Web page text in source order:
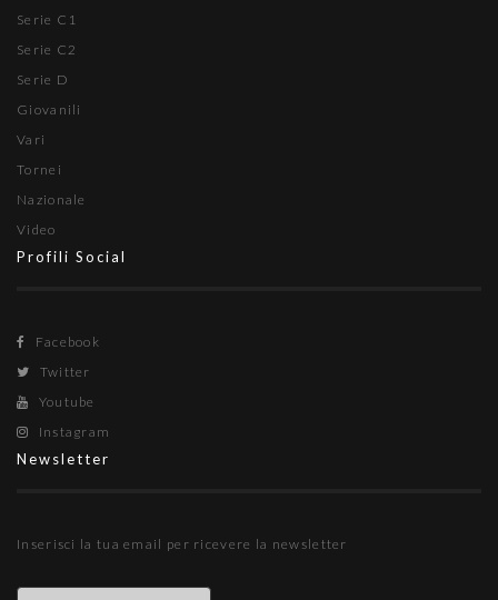
Serie C1
Serie C2
Serie D
Giovanili
Vari
Tornei
Nazionale
Video
Profili Social
Facebook
Twitter
Youtube
Instagram
Newsletter
Inserisci la tua email per ricevere la newsletter